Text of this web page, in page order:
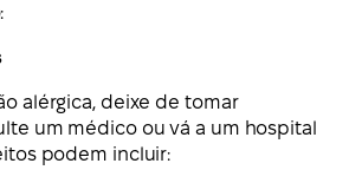
alérgica, deixe de tomar
um médico ou vá a um hospital
podem incluir: